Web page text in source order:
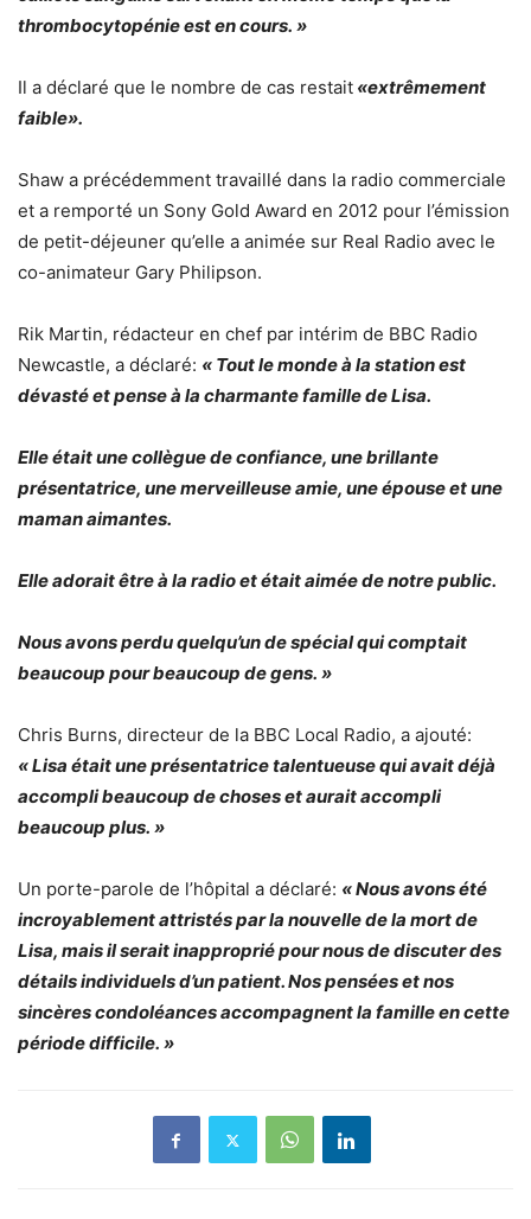
thrombocytopénie est en cours. »
Il a déclaré que le nombre de cas restait «extrêmement
faible».
Shaw a précédemment travaillé dans la radio commerciale
et a remporté un Sony Gold Award en 2012 pour l’émission
de petit-déjeuner qu’elle a animée sur Real Radio avec le
co-animateur Gary Philipson.
Rik Martin, rédacteur en chef par intérim de BBC Radio
Newcastle, a déclaré: « Tout le monde à la station est
dévasté et pense à la charmante famille de Lisa.
Elle était une collègue de confiance, une brillante
présentatrice, une merveilleuse amie, une épouse et une
maman aimantes.
Elle adorait être à la radio et était aimée de notre public.
Nous avons perdu quelqu’un de spécial qui comptait
beaucoup pour beaucoup de gens. »
Chris Burns, directeur de la BBC Local Radio, a ajouté:
« Lisa était une présentatrice talentueuse qui avait déjà
accompli beaucoup de choses et aurait accompli
beaucoup plus. »
Un porte-parole de l’hôpital a déclaré: « Nous avons été
incroyablement attristés par la nouvelle de la mort de
Lisa, mais il serait inapproprié pour nous de discuter des
détails individuels d’un patient. Nos pensées et nos
sincères condoléances accompagnent la famille en cette
période difficile. »